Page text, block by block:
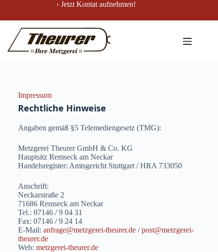
› Jetzt Kontat aufnehmen!
Impressum
Rechtliche Hinweise
Angaben gemäß §5 Telemediengesetz (TMG):
Metzgerei Theurer GmbH & Co. KG
Hauptsitz Remseck am Neckar
Handelsregister: Amtsgericht Stuttgart / HRA 733050
Anschrift:
Neckarstraße 2
71686 Remseck am Neckar
Tel.: 07146 / 9 04 31
Fax: 07146 / 9 24 14
E-Mail: anfrage@metzgerei-theurer.de/post@metzgerei-
theurer.de
Web: metzgerei-theurer.de